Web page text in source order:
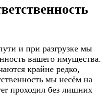
и при разгрузке мы
вашего имущества.
крайне редко,
мы несём на
проходил без лишних